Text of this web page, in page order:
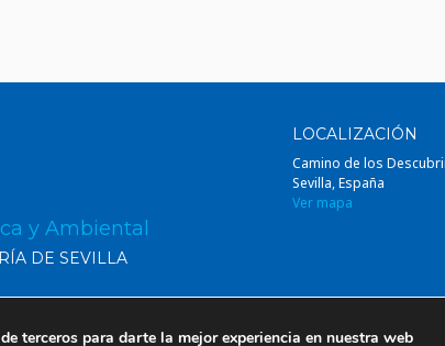
y Ambiental
DE SEVILLA
LOCALIZACIÓN
Camino de los
Sevilla, España
Ver mapa
terceros para darte la mejor experiencia en nuestra web